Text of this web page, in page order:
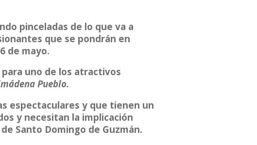
pinceladas de lo que va a
que se pondrán en
de mayo.
uno de los atractivos
Pueblo.
espectaculares y que tienen un
y necesitan la implicación
Santo Domingo de Guzmán.